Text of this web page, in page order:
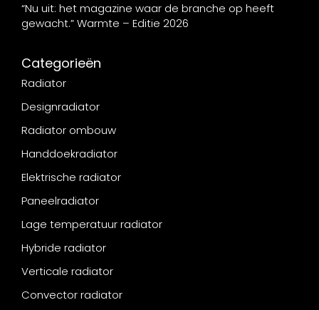
“Nu uit: het magazine waar de branche op heeft
gewacht.” Warmte – Editie 2026
Categorieën
Radiator
Designradiator
Radiator ombouw
Handdoekradiator
Elektrische radiator
Paneelradiator
Lage temperatuur radiator
Hybride radiator
Verticale radiator
Convector radiator